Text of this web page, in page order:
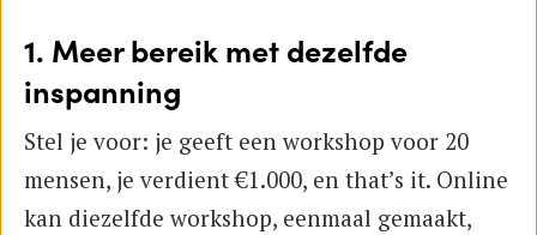
1. Meer bereik met dezelfde
inspanning
Stel je voor: je geeft een workshop voor 20
mensen, je verdient €1.000, en that’s it. Online
kan diezelfde workshop, eenmaal gemaakt,